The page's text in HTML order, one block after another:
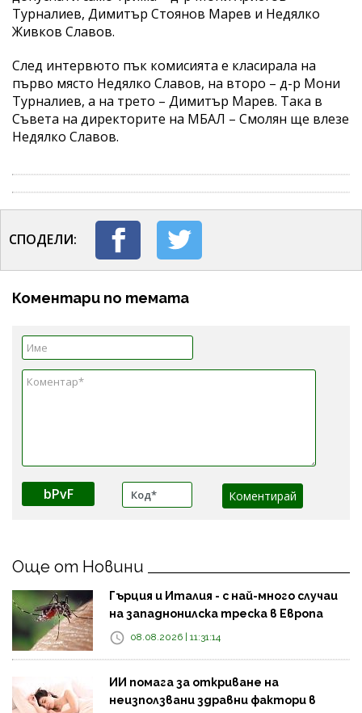
Турналиев, Димитър Стоянов Марев и Недялко
Живков Славов.
След интервюто пък комисията е класирала на
първо място Недялко Славов, на второ – д-р Мони
Турналиев, а на трето – Димитър Марев. Така в
Съвета на директорите на МБАЛ – Смолян ще влезе
Недялко Славов.
СПОДЕЛИ:
Коментари по темата
bPvF
Още от Новини
Гърция и Италия - с най-много случаи
на западнонилска треска в Европа
08.08.2026 | 11:31:14
ИИ помага за откриване на
неизползвани здравни фактори в